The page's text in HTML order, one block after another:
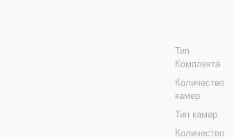
Тип
Комплекта
Количество
камер
Тип камер
Количество